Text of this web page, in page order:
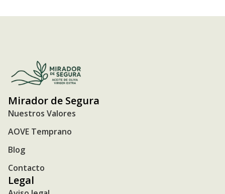
Mirador de Segura
Nuestros Valores
AOVE Temprano
Blog
Contacto
Legal